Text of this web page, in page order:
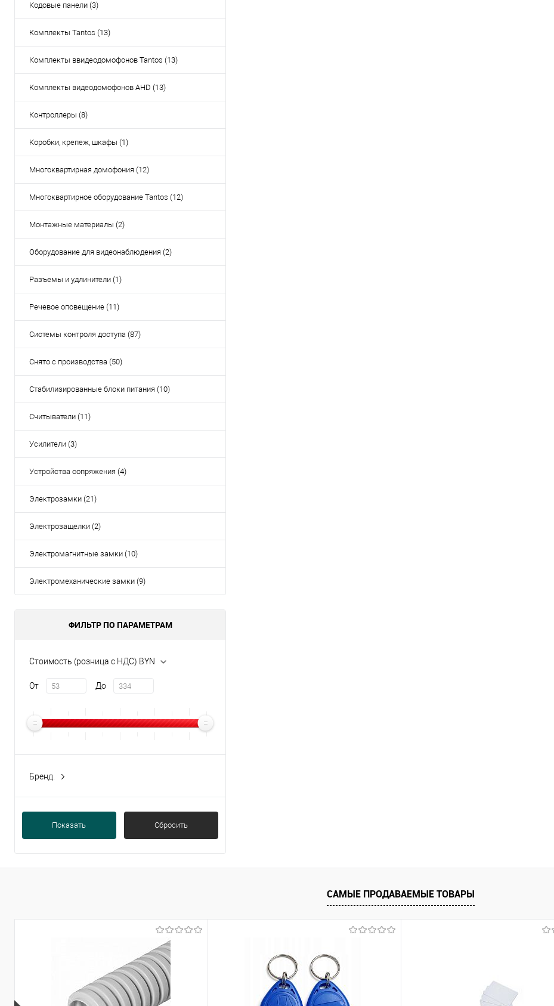
Кодовые панели (3)
Комплекты Tantos (13)
Комплекты ввидеодомофонов Tantos (13)
Комплекты видеодомофонов AHD (13)
Контроллеры (8)
Коробки, крепеж, шкафы (1)
Многоквартирная домофония (12)
Многоквартирное оборудование Tantos (12)
Монтажные материалы (2)
Оборудование для видеонаблюдения (2)
Разъемы и удлинители (1)
Речевое оповещение (11)
Системы контроля доступа (87)
Снято с производства (50)
Стабилизированные блоки питания (10)
Считыватели (11)
Усилители (3)
Устройства сопряжения (4)
Электрозамки (21)
Электрозащелки (2)
Электромагнитные замки (10)
Электромеханические замки (9)
ФИЛЬТР ПО ПАРАМЕТРАМ
Стоимость (розница с НДС) BYN
От До
Бренд.
Показать Сбросить
САМЫЕ ПРОДАВАЕМЫЕ ТОВАРЫ